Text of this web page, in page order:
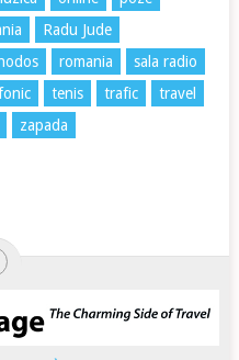
Radu Jude
romania
sala radio
tenis trafic
travel
zapada